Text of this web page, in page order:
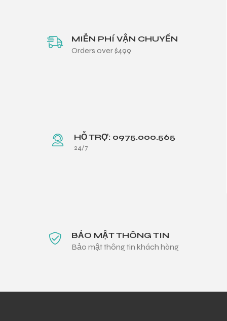
MIỄN PHÍ VẬN CHUYỂN
Orders over $499
HỖ TRỢ: 0975.000.565
24/7
BẢO MẬT THÔNG TIN
Bảo mật thông tin khách hàng